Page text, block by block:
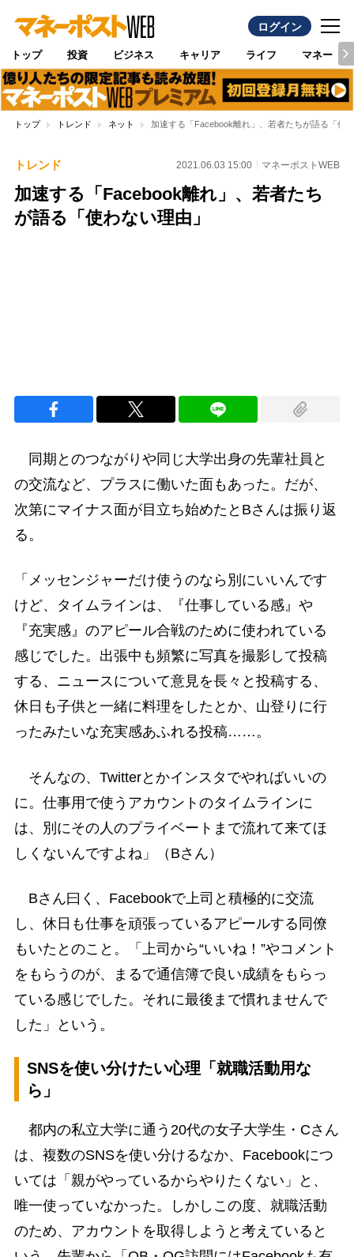
ログイン
トップ 投資 ビジネス キャリア ライフ マネー
トップ トレンド ネット 加速する「Facebook離れ」、若者たちが語る「使
トレンド 2021.06.03 15:00 マネーポストWEB
加速する「Facebook離れ」、若者たち
が語る「使わない理由」
同期とのつながりや同じ大学出身の先輩社員と
の交流など、プラスに働いた面もあった。だが、
次第にマイナス面が目立ち始めたとBさんは振り返
る。
「メッセンジャーだけ使うのなら別にいいんです
けど、タイムラインは、『仕事している感』や
『充実感』のアピール合戦のために使われている
感じでした。出張中も頻繁に写真を撮影して投稿
する、ニュースについて意見を長々と投稿する、
休日も子供と一緒に料理をしたとか、山登りに行
ったみたいな充実感あふれる投稿……。
そんなの、Twitterとかインスタでやればいいの
に。仕事用で使うアカウントのタイムラインに
は、別にその人のプライベートまで流れて来てほ
しくないんですよね」（Bさん）
Bさん曰く、Facebookで上司と積極的に交流
し、休日も仕事を頑張っているアピールする同僚
もいたとのこと。「上司から“いいね！”やコメント
をもらうのが、まるで通信簿で良い成績をもらっ
ている感じでした。それに最後まで慣れませんで
した」という。
SNSを使い分けたい心理「就職活動用な
ら」
都内の私立大学に通う20代の女子大学生・Cさん
は、複数のSNSを使い分けるなか、Facebookにつ
いては「親がやっているからやりたくない」と、
唯一使っていなかった。しかしこの度、就職活動
のため、アカウントを取得しようと考えていると